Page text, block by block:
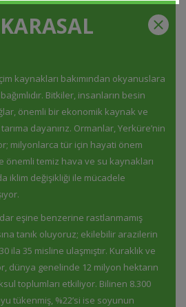
kaynakları bakımından okyanuslara
Bitkiler, insanların besin
önemli bir ekonomik kaynak ve
dayanırız. Ormanlar, Yerküre’nin
milyonlarca tür için hayati önem
önemli temiz hava ve su kaynakları
iklim değişikliği ile mücadele
eşine benzerine rastlanmamış
tanık oluyoruz; ekilebilir arazilerin
ila 35 misline ulaşmıştır. Kuraklık ve
dünya genelinde 12 milyon hektarın
toplumları etkiliyor. Bilinen 8.300
tükenmiş, %22’si ise soyunun